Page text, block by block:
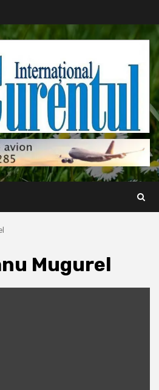
Mugurel